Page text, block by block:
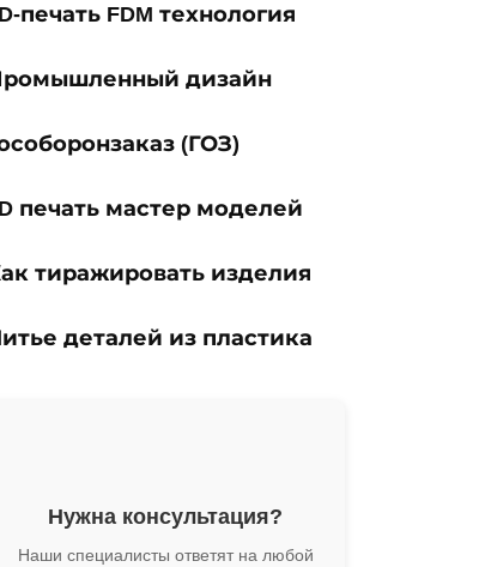
печать FDM технология
дизайн
(ГОЗ)
печать мастер моделей
тиражировать изделия
деталей из пластика
Нужна консультация?
Наши специалисты ответят на любой